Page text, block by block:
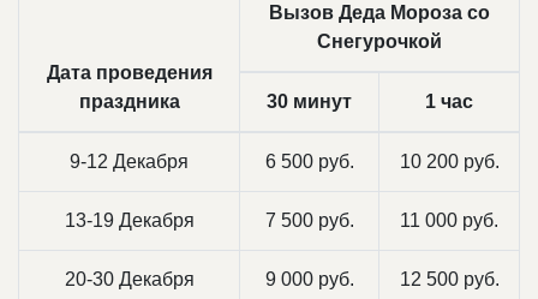
Дата проведения
праздника
Вызов Деда Мороза со
Снегурочкой
30 минут 1 час
9-12 Декабря 6 500 руб. 10 200 руб.
13-19 Декабря 7 500 руб. 11 000 руб.
20-30 Декабря 9 000 руб. 12 500 руб.